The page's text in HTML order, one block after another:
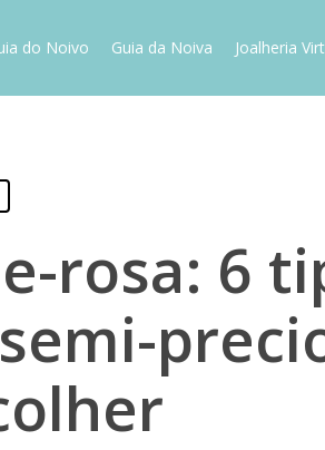
do Noivo Guia da Noiva Joalheria
rosa: 6